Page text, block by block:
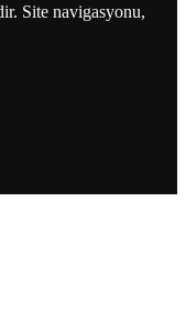
Site navigasyonu,